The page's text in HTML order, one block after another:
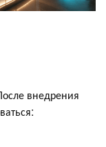
внедрения